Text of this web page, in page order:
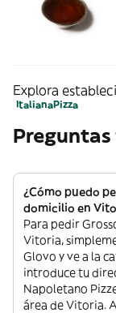
Explora
ItalianaPizza
¿Cómo puedo
domicilio en
Para pedir
Vitoria,
Glovo y ve a la
introduce tu
Napoletano
área de Vitoria.